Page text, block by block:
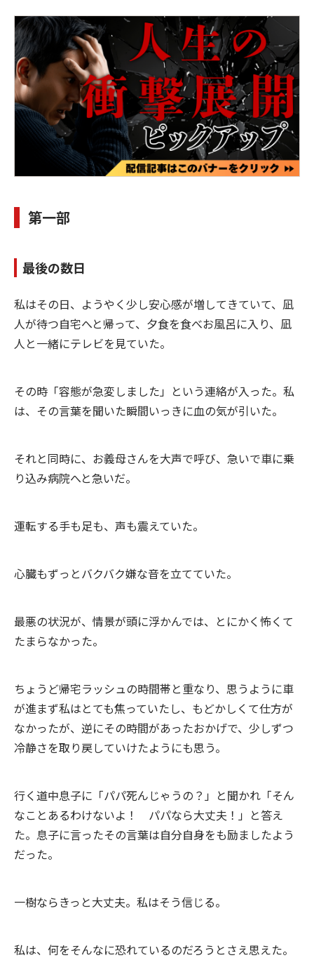
第一部
最後の数日
私はその日、ようやく少し安心感が増してきていて、凪
人が待つ自宅へと帰って、夕食を食べお風呂に入り、凪
人と一緒にテレビを見ていた。
その時「容態が急変しました」という連絡が入った。私
は、その言葉を聞いた瞬間いっきに血の気が引いた。
それと同時に、お義母さんを大声で呼び、急いで車に乗
り込み病院へと急いだ。
運転する手も足も、声も震えていた。
心臓もずっとバクバク嫌な音を立てていた。
最悪の状況が、情景が頭に浮かんでは、とにかく怖くて
たまらなかった。
ちょうど帰宅ラッシュの時間帯と重なり、思うように車
が進まず私はとても焦っていたし、もどかしくて仕方が
なかったが、逆にその時間があったおかげで、少しずつ
冷静さを取り戻していけたようにも思う。
行く道中息子に「パパ死んじゃうの？」と聞かれ「そん
なことあるわけないよ！ パパなら大丈夫！」と答え
た。息子に言ったその言葉は自分自身をも励ましたよう
だった。
一樹ならきっと大丈夫。私はそう信じる。
私は、何をそんなに恐れているのだろうとさえ思えた。